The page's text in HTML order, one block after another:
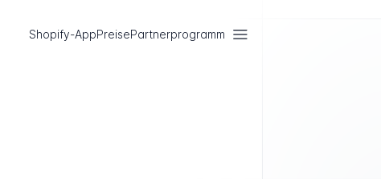
Shopify-AppPreisePartnerprogramm